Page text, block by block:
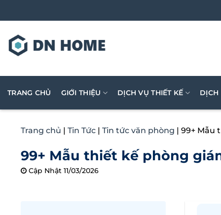
qua
dung
TRANG CHỦ GIỚI THIỆU DỊCH VỤ THIẾT KẾ DỊCH
Trang chủ | Tin Tức | Tin tức văn phòng | 99+ Mẫu
99+ Mẫu thiết kế phòng
Cập Nhật 11/03/2026